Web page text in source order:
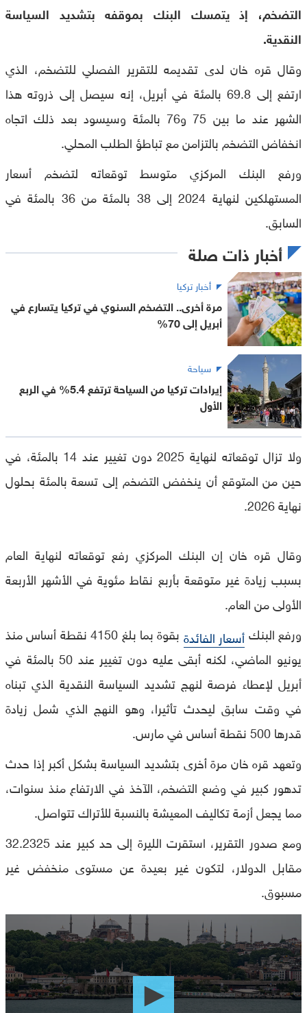
التضخم، إذ يتمسك البنك بموقفه بتشديد السياسة
النقدية.
وقال قره خان لدى تقديمه للتقرير الفصلي للتضخم، الذي
ارتفع إلى 69.8 بالمئة في أبريل، إنه سيصل إلى ذروته هذا
الشهر عند ما بين 75 و76 بالمئة وسيسود بعد ذلك اتجاه
انخفاض التضخم بالتزامن مع تباطؤ الطلب المحلي.
ورفع البنك المركزي متوسط توقعاته لتضخم أسعار
المستهلكين لنهاية 2024 إلى 38 بالمئة من 36 بالمئة في
السابق.
أخبار ذات صلة
أخبار تركيا
مرة أخرى.. التضخم السنوي في تركيا يتسارع في
أبريل إلى 70%
سياحة
إيرادات تركيا من السياحة ترتفع 5.4% في الربع
الأول
ولا تزال توقعاته لنهاية 2025 دون تغيير عند 14 بالمئة، في
حين من المتوقع أن ينخفض التضخم إلى تسعة بالمئة بحلول
نهاية 2026.
وقال قره خان إن البنك المركزي رفع توقعاته لنهاية العام
بسبب زيادة غير متوقعة بأربع نقاط مئوية في الأشهر الأربعة
الأولى من العام.
ورفع البنكأسعار الفائدة
بقوة بما بلغ 4150 نقطة أساس منذ
يونيو الماضي، لكنه أبقى عليه دون تغيير عند 50 بالمئة في
أبريل لإعطاء فرصة لنهج تشديد السياسة النقدية الذي تبناه
في وقت سابق ليحدث تأثيرا، وهو النهج الذي شمل زيادة
قدرها 500 نقطة أساس في مارس.
وتعهد قره خان مرة أخرى بتشديد السياسة بشكل أكبر إذا حدث
تدهور كبير في وضع التضخم، الآخذ في الارتفاع منذ سنوات،
مما يجعل أزمة تكاليف المعيشة بالنسبة للأتراك تتواصل.
ومع صدور التقرير، استقرت الليرة إلى حد كبير عند 32.2325
مقابل الدولار، لتكون غير بعيدة عن مستوى منخفض غير
مسبوق.
seconds
of
0
seconds